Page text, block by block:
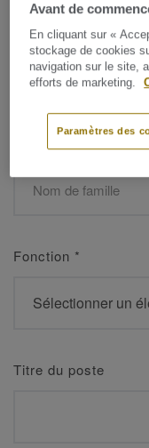
Prénom*
Fonction *
Titre du poste
Avant de
En cliquant sur «
stockage de cookies
navigation sur le site,
efforts de marketing.
Paramètres des